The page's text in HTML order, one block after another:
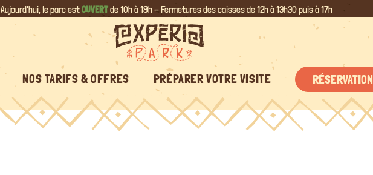
Aujourd'hui, le parc estOUVERTde 10h à 19h - Fermetures des caisses de 12h à 13h30 puis à 17h
NOS TARIFS & OFFRES PRÉPARER VOTRE VISITE RÉSERVATION